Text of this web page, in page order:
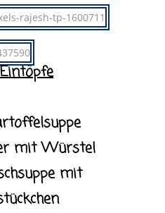
mit Würstel
mit